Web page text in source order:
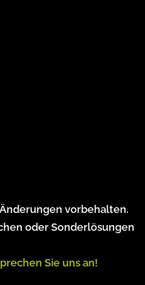
vorbehalten.
oder Sonderlösungen
Sie uns an!